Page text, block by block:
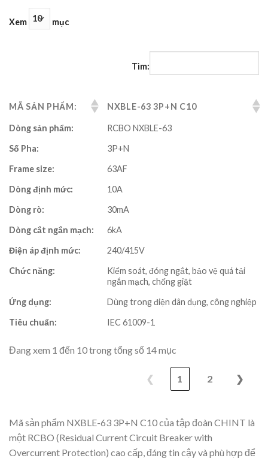
Xem mục
Tìm:
MÃ SẢN PHẨM: NXBLE-63 3P+N C10
Dòng sản phẩm:
RCBO NXBLE-63
Số Pha:
3P+N
Frame size:
63AF
Dòng định mức:
10A
Dòng rò:
30mA
Dòng cắt ngắn mạch:
6kA
Điện áp định mức:
240/415V
Chức năng:
Kiểm soát, đóng ngắt, bảo vệ quá tải
ngắn mạch, chống giật
Ứng dụng:
Dùng trong điện dân dụng, công nghiệp
Tiêu chuẩn:
IEC 61009-1
Đang xem 1 đến 10 trong tổng số 14 mục
❮ 1 2 ❯
Mã sản phẩm NXBLE-63 3P+N C10 của tập đoàn CHINT là
một RCBO (Residual Current Circuit Breaker with
Overcurrent Protection) cao cấp, đáng tin cậy và phù hợp để